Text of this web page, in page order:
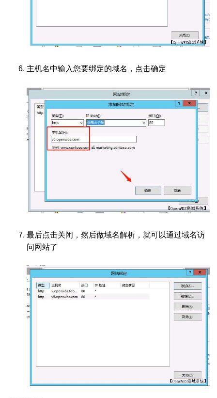
主机名中输入您要绑定的域名，点击确定
最后点击关闭，然后做域名解析，就可以通过域名访
问网站了